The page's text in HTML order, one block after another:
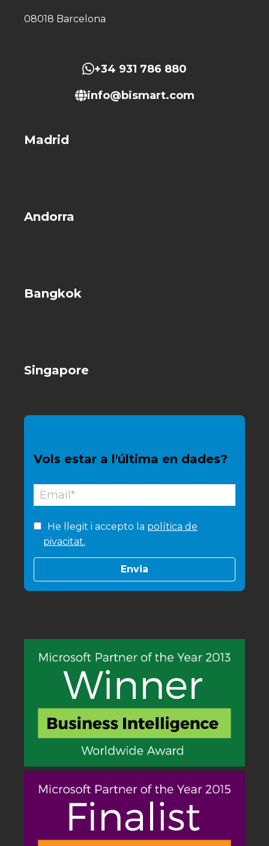
08018 Barcelona
+34 931 786 880
info@bismart.com
Madrid
Andorra
Bangkok
Singapore
Vols estar a l'última en dades?
He llegit i accepto la política de
pivacitat.